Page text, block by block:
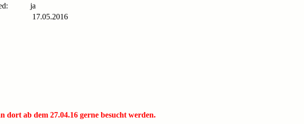
ja
17.05.2016
dort ab dem 27.04.16 gerne besucht werden.